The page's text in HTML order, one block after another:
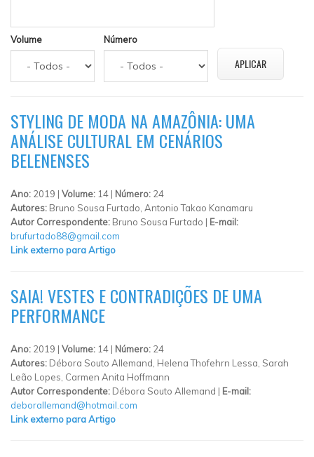
Volume Número
STYLING DE MODA NA AMAZÔNIA: UMA
ANÁLISE CULTURAL EM CENÁRIOS
BELENENSES
Ano: 2019 | Volume: 14 | Número: 24
Autores: Bruno Sousa Furtado, Antonio Takao Kanamaru
Autor Correspondente: Bruno Sousa Furtado | E-mail:
brufurtado88@gmail.com
Link externo para Artigo
SAIA! VESTES E CONTRADIÇÕES DE UMA
PERFORMANCE
Ano: 2019 | Volume: 14 | Número: 24
Autores: Débora Souto Allemand, Helena Thofehrn Lessa, Sarah
Leão Lopes, Carmen Anita Hoffmann
Autor Correspondente: Débora Souto Allemand | E-mail:
deborallemand@hotmail.com
Link externo para Artigo